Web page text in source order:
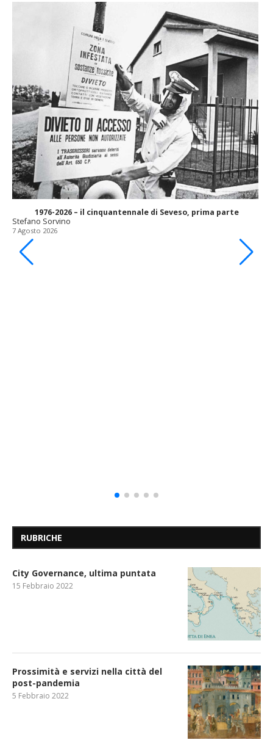
1976-2026 – il cinquantennale di Seveso, prima parte
Stefano Sorvino
7 Agosto 2026
RUBRICHE
City Governance, ultima puntata
15 Febbraio 2022
Prossimità e servizi nella città del
post-pandemia
5 Febbraio 2022